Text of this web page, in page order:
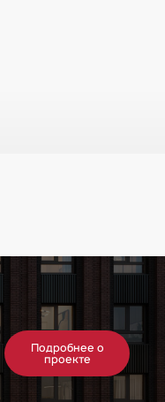
Подробнее о
проекте